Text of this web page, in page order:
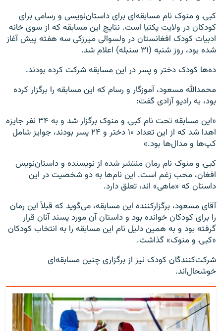
همۀ سایت‌های رادیو آزادی/ رادیو اروپای آزاد
کبۍ و منوک نام مسابقه‌ای برای داستان‌نویسی و رسامی برای
کودکان در ولایت پکتیا است. نتایج این مسابقه که از سوی خانه
ادبیات کودک افغانستان در ولسوالی میرزکی سه هفته پیش آغاز
شده بود، روز شنبه (۳۱ سنبله) اعلام شد.
ده‌ها کودک دختر و پسر در این مسابقه شرکت کرده بودند.
محمدالله مسعود، آموزگار و رسام که این مسابقه را برگزار کرده
بود، به رادیو آزادی گفت:
«این مسابقه تحت نام کبۍ و منوک برگزار شد و به ۳۴ نفر جایزه
اهدا شد که از این تعداد ۱۰ دختر و ۲۴ پسر بودند، جوایز شامل
کپ‌ها و مدال‌ها بود.»
کبۍ و منوک نام رمان منتشر شده از نویسنده و داستان‌نویس
افغان، محب زغم است. این نام‌ها به دو شخصیت در این
داستان که «ماهی» اند، تعلق دارد.
آقای مسعود، برگزارکننده این مسابقه، می‌گوید که قبلاً این رمان
را برای کودکان خوانده بود و داستان آن مورد پسند آنان قرار
گرفته بود و به همین دلیل نام این مسابقه را به انتخاب کودکان
«کبۍ و منوک» گذاشت.
شرکت‌کنندگان کودک نیز از برگزاری چنین مسابقه‌ای
خوشحال‌اند.